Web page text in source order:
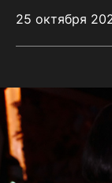
25 октября